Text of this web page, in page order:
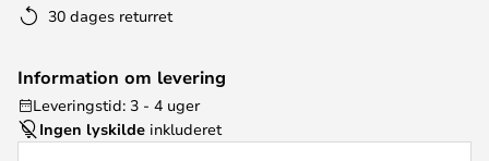
30 dages returret
Information om levering
Leveringstid: 3 - 4 uger
Ingen lyskilde inkluderet